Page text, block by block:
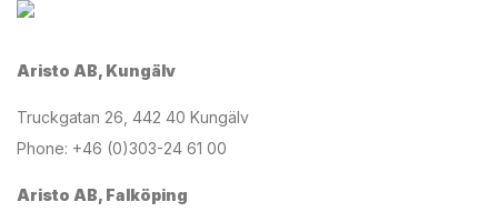
Aristo AB, Kungälv
Truckgatan 26, 442 40 Kungälv
Phone: +46 (0)303-24 61 00
Aristo AB, Falköping